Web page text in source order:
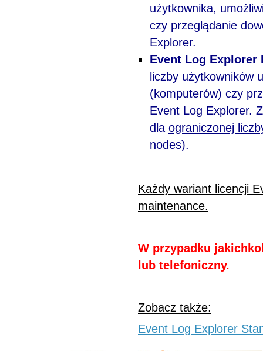
użytkownika,
czy przeglądanie
Explorer.
Event Log Explorer
liczby użytkowników
(komputerów) czy
Event Log Explorer.
dla ograniczonej
nodes).
Każdy wariant licencji
maintenance.
W przypadku
lub telefoniczny.
Zobacz także:
Event Log Explorer